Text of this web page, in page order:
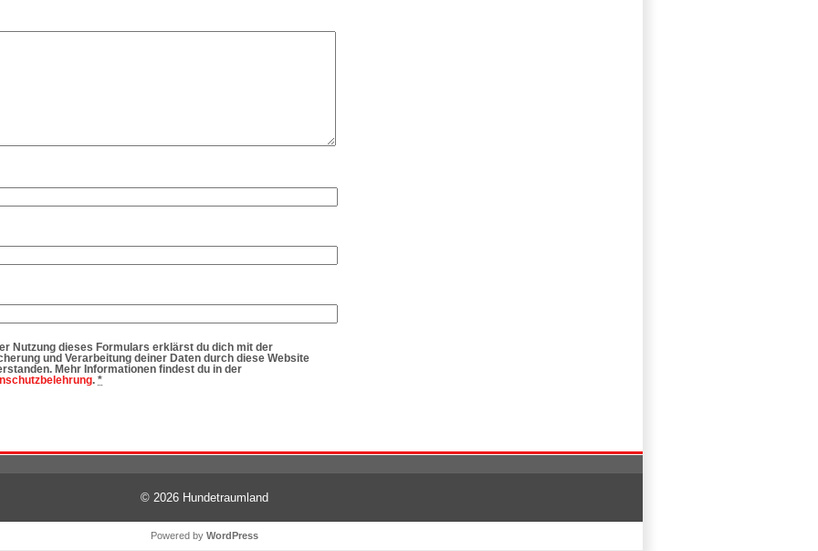
Nutzung dieses Formulars erklärst du dich mit der
und Verarbeitung deiner Daten durch diese Website
Mehr Informationen findest du in der
.*
© 2026 Hundetraumland
Powered by WordPress